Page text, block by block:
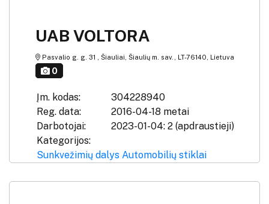
UAB VOLTORA
Pasvalio g. g. 31 , Šiauliai, Šiaulių m. sav., LT-76140, Lietuva
0
Įm. kodas:
304228940
Reg. data:
2016-04-18 metai
Darbotojai:
2023-01-04: 2 (apdraustieji)
Kategorijos:
Sunkvežimių dalys Automobilių stiklai